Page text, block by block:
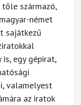
származó,
német
sajátkezű
egy gépirat,
valamelyest
az iratok